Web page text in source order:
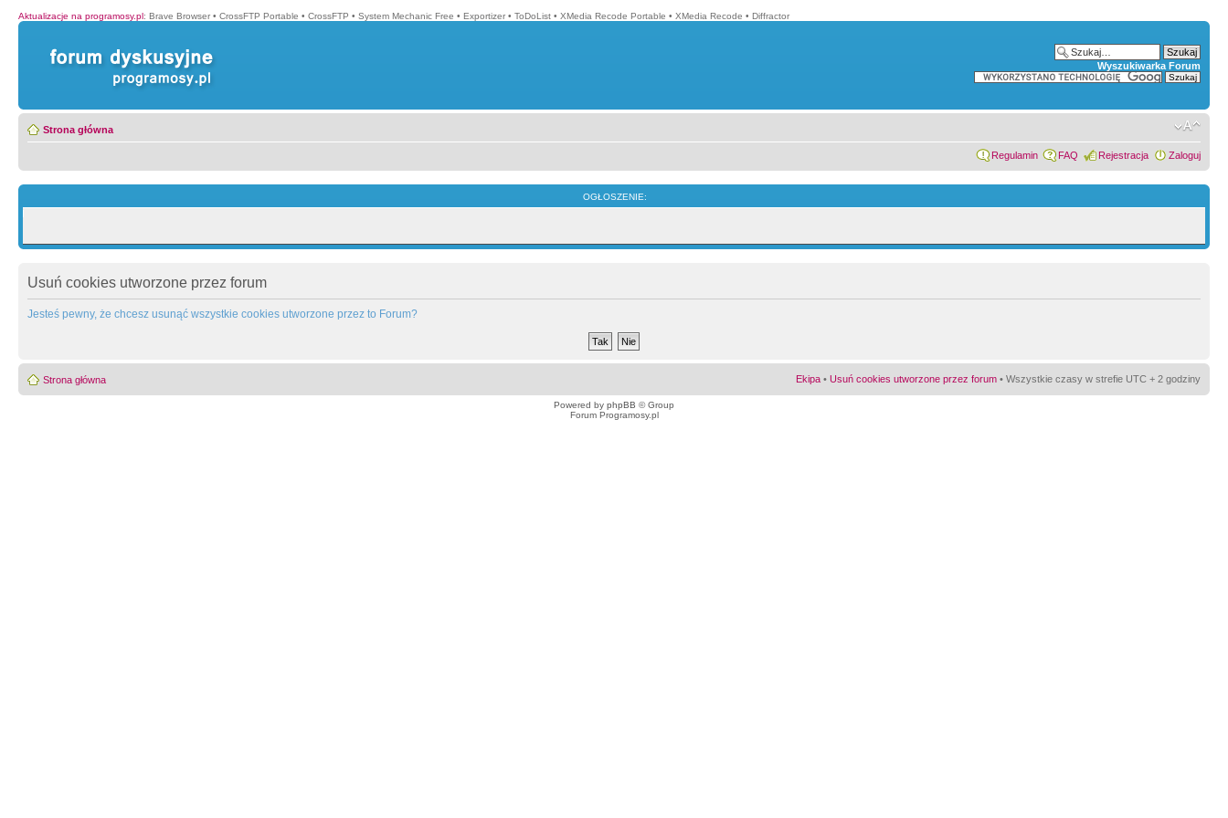
Aktualizacje na programosy.pl: Brave Browser • CrossFTP Portable • CrossFTP • System Mechanic Free • Exportizer • ToDoList • XMedia Recode Portable • XMedia Recode • Diffractor
Wyszukiwarka Forum
Strona główna
Regulamin FAQ Rejestracja Zaloguj
OGŁOSZENIE:
Usuń cookies utworzone przez forum
Jesteś pewny, że chcesz usunąć wszystkie cookies utworzone przez to Forum?
Strona główna Ekipa • Usuń cookies utworzone przez forum • Wszystkie czasy w strefie UTC + 2 godziny
Powered by phpBB © Group
Forum Programosy.pl